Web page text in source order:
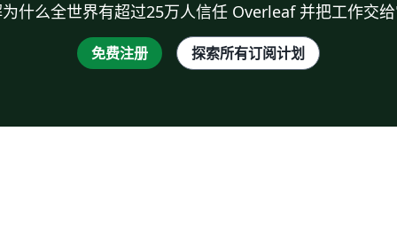
什么全世界有超过25万人信任 Overleaf 并把工作交
免费注册 探索所有订阅计划